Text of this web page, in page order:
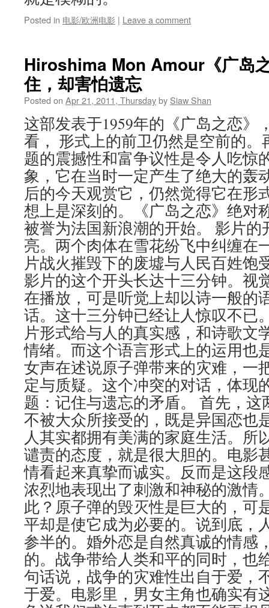
Posted in 电影/欧洲电影 | Leave a comment
Hiroshima Mon Amour《广岛
住，却害怕遗忘
Posted on Apr 21, 2011, Thursdayby Siaw Shan
这部发表于1959年的《广岛之恋》
看， 形式上的前卫仍然是空前的
题的震撼性和富争议性是令人吃惊
象，它在当时一定产生了绝大的轰
后的今天观赏它，仍然觉得它在形
想上是深刻的。《广岛之恋》绝对
被誉为法国新浪潮的开始。 影片
亮。两个肉体在雪花纷飞中纠缠在
片战火摧毁下的废墟与人民百姓饱
影片的这个开头长达十三分钟。视
在播放，可是听觉上却以诗一般的
话。这十三分钟已经让人惊叹不已
片形式给与人的真实感，和诗歌文
情绪。而这个语言形式上的运用也
女声在述说原子弹带来的灾难，一
定与质疑。这个冲突的对话，体现
题：记住与遗忘的矛盾。 首先，
不被大众所接受的，既是异国恋也
人其实都拥有美满的家庭生活。所
谴责的态度，就是很大胆的。电影
情看起来真挚而诚实。反而是这段
浓烈地表现出了刺激和神秘的激情
此？原子弹的毁灭性是巨大的，可
平却是使它成为必要的。说到底，
参半的。婚外恋是自然真诚的情感
的。战争带给人类和平的同时，也
句话说，战争的灾难性出自于爱，
于爱。电影里，男女主角也确实有